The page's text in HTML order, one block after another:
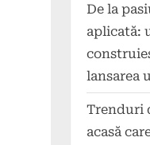
De la
aplicată:
lansarea
Trenduri
acasă